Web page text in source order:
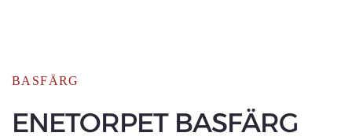
BASFÄRG
ENETORPET BASFÄRG